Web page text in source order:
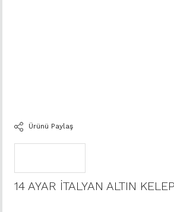
Ürünü Paylaş
14 AYAR İTALYAN ALTIN